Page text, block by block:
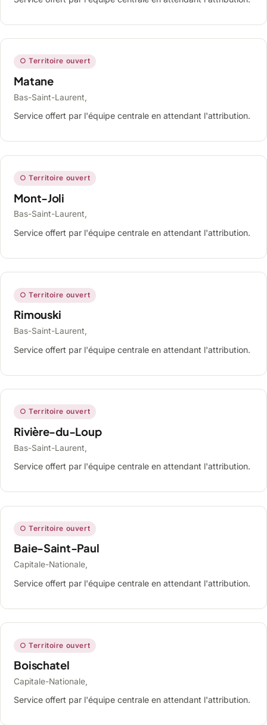
○ Territoire ouvert
Matane
Bas-Saint-Laurent,
Service offert par l'équipe centrale en attendant l'attribution.
○ Territoire ouvert
Mont-Joli
Bas-Saint-Laurent,
Service offert par l'équipe centrale en attendant l'attribution.
○ Territoire ouvert
Rimouski
Bas-Saint-Laurent,
Service offert par l'équipe centrale en attendant l'attribution.
○ Territoire ouvert
Rivière-du-Loup
Bas-Saint-Laurent,
Service offert par l'équipe centrale en attendant l'attribution.
○ Territoire ouvert
Baie-Saint-Paul
Capitale-Nationale,
Service offert par l'équipe centrale en attendant l'attribution.
○ Territoire ouvert
Boischatel
Capitale-Nationale,
Service offert par l'équipe centrale en attendant l'attribution.